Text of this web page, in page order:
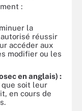
:
la
réussir
accéder aux
modifier ou les
en anglais) :
soit leur
en cours de